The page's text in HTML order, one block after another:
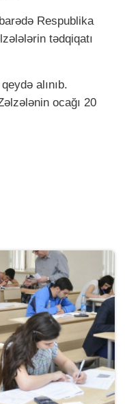
Respublika
tədqiqatı
alınıb.
ocağı 20